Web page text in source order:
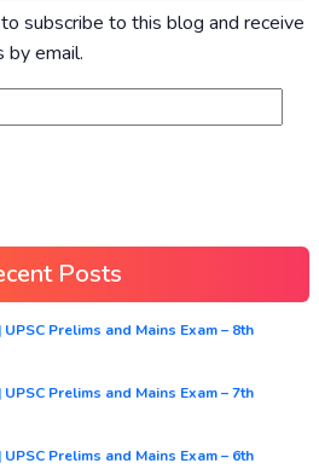
subscribe to this blog and receive
email.
Posts
UPSC Prelims and Mains Exam – 8th
UPSC Prelims and Mains Exam – 7th
UPSC Prelims and Mains Exam – 6th